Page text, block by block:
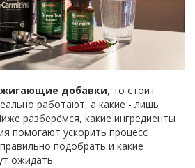
добавки, то стоит
работают, а какие - лишь
разберёмся, какие ингредиенты
помогают ускорить процесс
подобрать и какие
ожидать.